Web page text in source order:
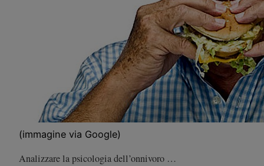
(immagine via Google)
Analizzare la psicologia dell’onnivoro …